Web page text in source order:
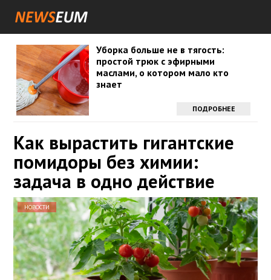
Уборка больше не в тягость:
простой трюк с эфирными
маслами, о котором мало кто
знает
ПОДРОБНЕЕ
Как вырастить гигантские
помидоры без химии:
задача в одно действие
НОВОСТИ